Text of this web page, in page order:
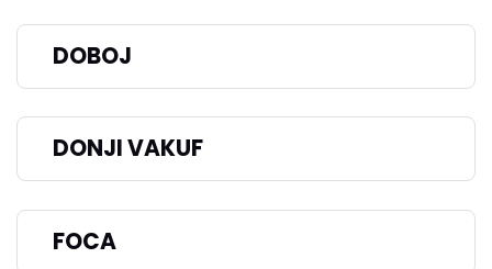
DOBOJ
DONJI VAKUF
FOCA